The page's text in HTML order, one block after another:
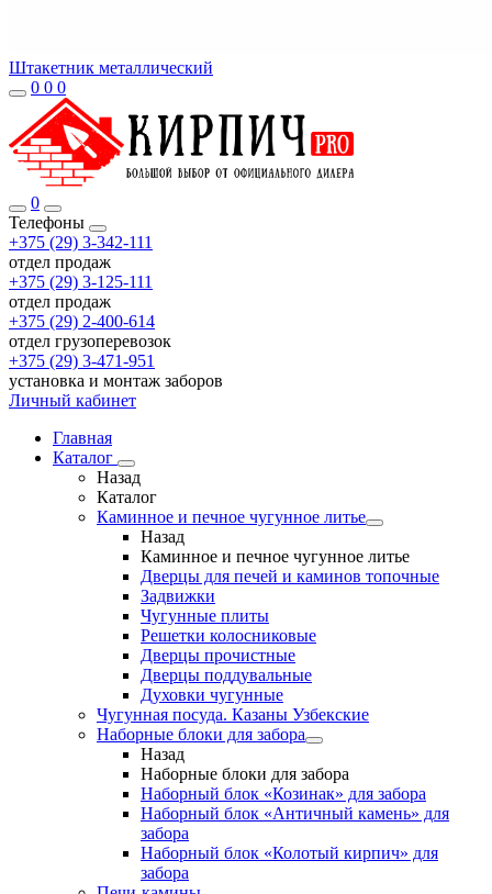
Штакетник металлический
0 0 0
0
Телефоны
+375 (29) 3-342-111
отдел продаж
+375 (29) 3-125-111
отдел продаж
+375 (29) 2-400-614
отдел грузоперевозок
+375 (29) 3-471-951
установка и монтаж заборов
Личный кабинет
Главная
Каталог
Назад
Каталог
Каминное и печное чугунное литье
Назад
Каминное и печное чугунное литье
Дверцы для печей и каминов топочные
Задвижки
Чугунные плиты
Решетки колосниковые
Дверцы прочистные
Дверцы поддувальные
Духовки чугунные
Чугунная посуда. Казаны Узбекские
Наборные блоки для забора
Назад
Наборные блоки для забора
Наборный блок «Козинак» для забора
Наборный блок «Античный камень» для
забора
Наборный блок «Колотый кирпич» для
забора